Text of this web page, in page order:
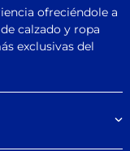
ofreciéndole a
calzado y ropa
exclusivas del